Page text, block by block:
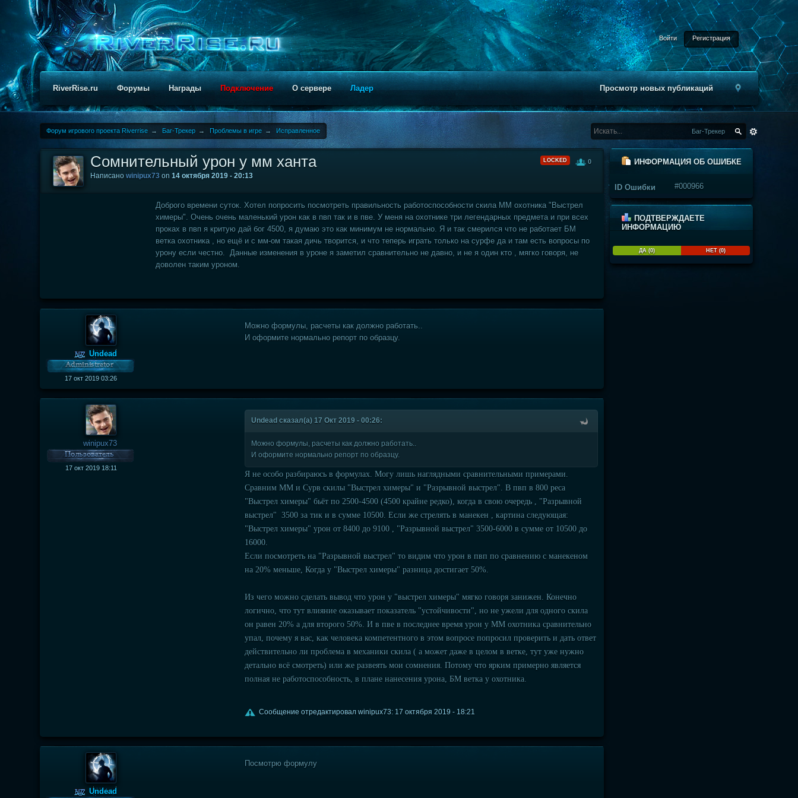
Войти Регистрация
Просмотр новых публикаций
RiverRise.ru Форумы Награды Подключение О сервере Ладер
Форум игрового проекта Riverrise → Баг-Трекер → Проблемы в игре → Исправленное Баг-Трекер
ИНФОРМАЦИЯ ОБ ОШИБКЕ
ID Ошибки #000966
ПОДТВЕРЖДАЕТЕ
ИНФОРМАЦИЮ
ДА (0) НЕТ (0)
0
LOCKED
Сомнительный урон у мм ханта
Написаноwinipux73 on14 октября 2019 - 20:13
Доброго времени суток. Хотел попросить посмотреть правильность работоспособности скила ММ охотника "Выстрел
химеры". Очень очень маленький урон как в пвп так и в пве. У меня на охотнике три легендарных предмета и при всех
проках в пвп я критую дай бог 4500, я думаю это как минимум не нормально. Я и так смерился что не работает БМ
ветка охотника , но ещё и с мм-ом такая дичь творится, и что теперь играть только на сурфе да и там есть вопросы по
урону если честно. Данные изменения в уроне я заметил сравнительно не давно, и не я один кто , мягко говоря, не
доволен таким уроном.
Undead
17 окт 2019 03:26
Можно формулы, расчеты как должно работать..
И оформите нормально репорт по образцу.
winipux73
17 окт 2019 18:11
Undead сказал(а) 17 Окт 2019 - 00:26:
Можно формулы, расчеты как должно работать..
И оформите нормально репорт по образцу.
Я не особо разбираюсь в формулах. Могу лишь наглядными сравнительными примерами.
Сравним ММ и Сурв скилы "Выстрел химеры" и "Разрывной выстрел". В пвп в 800 реса
"Выстрел химеры" бьёт по 2500-4500 (4500 крайне редко), когда в свою очередь , "Разрывной
выстрел" 3500 за тик и в сумме 10500. Если же стрелять в манекен , картина следующая:
"Выстрел химеры" урон от 8400 до 9100 , "Разрывной выстрел" 3500-6000 в сумме от 10500 до
16000.
Если посмотреть на "Разрывной выстрел" то видим что урон в пвп по сравнению с манекеном
на 20% меньше, Когда у "Выстрел химеры" разница достигает 50%.
Из чего можно сделать вывод что урон у "выстрел химеры" мягко говоря занижен. Конечно
логично, что тут влияние оказывает показатель "устойчивости", но не ужели для одного скила
он равен 20% а для второго 50%. И в пве в последнее время урон у ММ охотника сравнительно
упал, почему я вас, как человека компетентного в этом вопросе попросил проверить и дать ответ
действительно ли проблема в механики скила ( а может даже в целом в ветке, тут уже нужно
детально всё смотреть) или же развеять мои сомнения. Потому что ярким примерно является
полная не работоспособность, в плане нанесения урона, БМ ветка у охотника.
Сообщение отредактировал winipux73: 17 октября 2019 - 18:21
Undead
Посмотрю формулу